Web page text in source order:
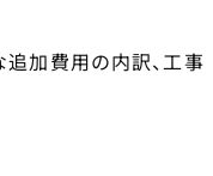
追加費用の内訳、工事